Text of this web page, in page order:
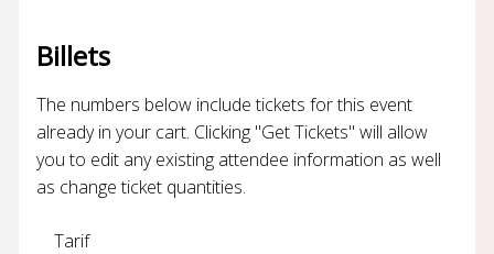
Billets
The numbers below include tickets for this event
already in your cart. Clicking "Get Tickets" will allow
you to edit any existing attendee information as well
as change ticket quantities.
Tarif